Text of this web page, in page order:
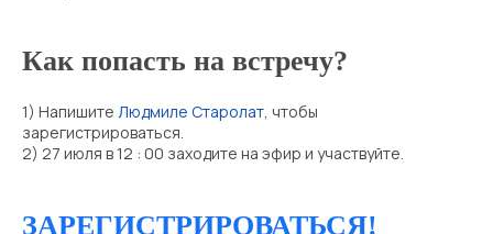
Как попасть на встречу?
1) Напишите Людмиле Старолат, чтобы
зарегистрироваться.
2) 27 июля в 12 : 00 заходите на эфир и участвуйте.
ЗАРЕГИСТРИРОВАТЬСЯ!